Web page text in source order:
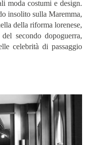
moda costumi e design.
insolito sulla Maremma,
della riforma lorenese,
secondo dopoguerra,
celebrità di passaggio
Iscriviti